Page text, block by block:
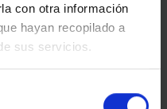
con otra información
hayan recopilado a
sus servicios.
140,00 €